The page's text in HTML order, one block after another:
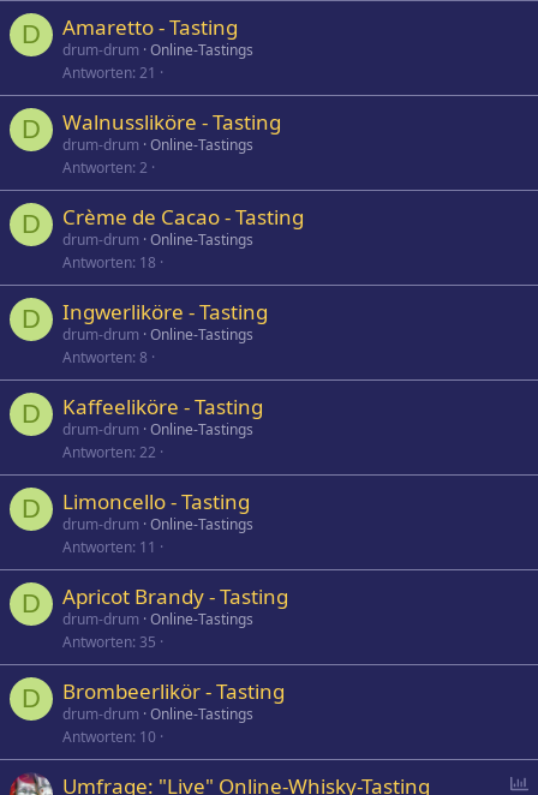
D Amaretto - Tasting
drum-drum Online-Tastings
Antworten 21
D Walnussliköre - Tasting
drum-drum Online-Tastings
Antworten 2
D Crème de Cacao - Tasting
drum-drum Online-Tastings
Antworten 18
D Ingwerliköre - Tasting
drum-drum Online-Tastings
Antworten 8
D Kaffeeliköre - Tasting
drum-drum Online-Tastings
Antworten 22
D Limoncello - Tasting
drum-drum Online-Tastings
Antworten 11
D Apricot Brandy - Tasting
drum-drum Online-Tastings
Antworten 35
D Brombeerlikör - Tasting
drum-drum Online-Tastings
Antworten 10
Umfrage: "Live" Online-Whisky-Tasting